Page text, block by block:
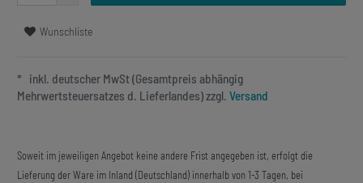
Wunschliste
* inkl. deutscher MwSt (Gesamtpreis abhängig
Mehrwertsteuersatzes d. Lieferlandes) zzgl. Versand
Soweit im jeweiligen Angebot keine andere Frist angegeben ist, erfolgt die
Lieferung der Ware im Inland (Deutschland) innerhalb von 1-3 Tagen, bei